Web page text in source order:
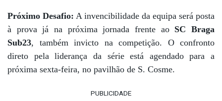
Próximo Desafio: A invencibilidade da equipa será posta
à prova já na próxima jornada frente ao SC Braga
Sub23, também invicto na competição. O confronto
direto pela liderança da série está agendado para a
próxima sexta-feira, no pavilhão de S. Cosme.
PUBLICIDADE